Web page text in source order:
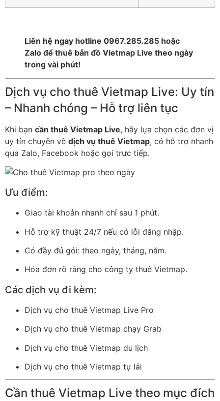
Liên hệ ngay hotline 0967.285.285 hoặc
Zalo để thuê bản đồ Vietmap Live theo ngày
trong vài phút!
Dịch vụ cho thuê Vietmap Live: Uy tín
– Nhanh chóng – Hỗ trợ liên tục
Khi bạn cần thuê Vietmap Live, hãy lựa chọn các đơn vị
uy tín chuyên về dịch vụ thuê Vietmap, có hỗ trợ nhanh
qua Zalo, Facebook hoặc gọi trực tiếp.
Ưu điểm:
Giao tài khoản nhanh chỉ sau 1 phút.
Hỗ trợ kỹ thuật 24/7 nếu có lỗi đăng nhập.
Có đầy đủ gói: theo ngày, tháng, năm.
Hóa đơn rõ ràng cho công ty thuê Vietmap.
Các dịch vụ đi kèm:
Dịch vụ cho thuê Vietmap Live Pro
Dịch vụ cho thuê Vietmap chạy Grab
Dịch vụ cho thuê Vietmap du lịch
Dịch vụ cho thuê Vietmap tự lái
Cần thuê Vietmap Live theo mục đích